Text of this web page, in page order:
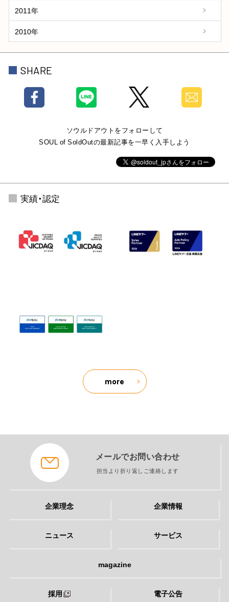
2011年
2010年
SHARE
ソウルドアウトをフォローして
SOUL of SoldOutの最新記事を一早く入手しよう
実績・認定
more
メールでお問い合わせ
担当より折り返しご連絡します
企業理念 企業情報
ニュース サービス
magazine
採用 電子公告